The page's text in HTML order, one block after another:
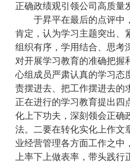
正确政绩观引领公司高质量
于昇平在最后的点评中
肯定，认为学习主题突出、
组织有序，学用结合、思考
对开展学习教育的准确把握
心组成员严肃认真的学习态
责摆进去、把工作摆进去的
正在进行的学习教育提出四
化上下功夫，深刻领会正确
法。二要在转化实化上作文
业经营管理各方面工作之中
上率下上做表率，带头践行